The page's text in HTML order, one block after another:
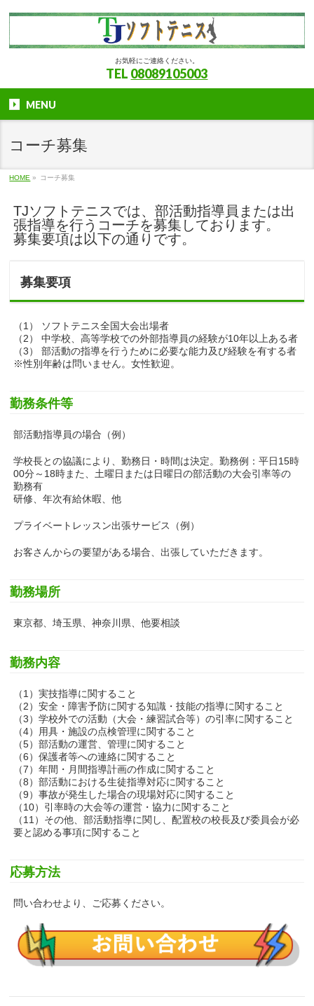
お気軽にご連絡ください。
TEL 08089105003
MENU
コーチ募集
HOME » コーチ募集
TJソフトテニスでは、部活動指導員または出
張指導を行うコーチを募集しております。
募集要項は以下の通りです。
募集要項
（1） ソフトテニス全国大会出場者
（2） 中学校、高等学校での外部指導員の経験が10年以上ある者
（3） 部活動の指導を行うために必要な能力及び経験を有する者
※性別年齢は問いません。女性歓迎。
勤務条件等
部活動指導員の場合（例）
学校長との協議により、勤務日・時間は決定。勤務例：平日15時
00分～18時また、土曜日または日曜日の部活動の大会引率等の
勤務有
研修、年次有給休暇、他
プライベートレッスン出張サービス（例）
お客さんからの要望がある場合、出張していただきます。
勤務場所
東京都、埼玉県、神奈川県、他要相談
勤務内容
（1）実技指導に関すること
（2）安全・障害予防に関する知識・技能の指導に関すること
（3）学校外での活動（大会・練習試合等）の引率に関すること
（4）用具・施設の点検管理に関すること
（5）部活動の運営、管理に関すること
（6）保護者等への連絡に関すること
（7）年間・月間指導計画の作成に関すること
（8）部活動における生徒指導対応に関すること
（9）事故が発生した場合の現場対応に関すること
（10）引率時の大会等の運営・協力に関すること
（11）その他、部活動指導に関し、配置校の校長及び委員会が必
要と認める事項に関すること
応募方法
問い合わせより、ご応募ください。